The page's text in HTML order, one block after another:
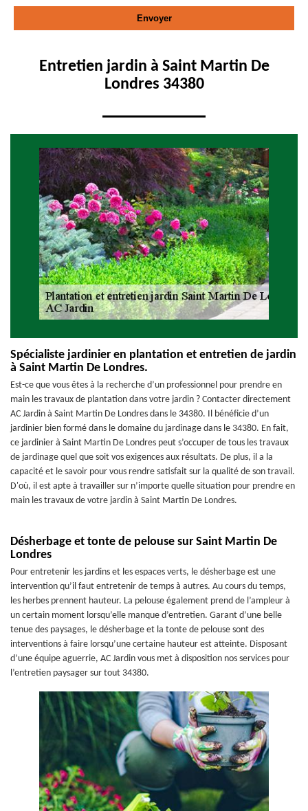
Entretien jardin à Saint Martin De
Londres 34380
Spécialiste jardinier en plantation et entretien de jardin
à Saint Martin De Londres.
Est-ce que vous êtes à la recherche d’un professionnel pour prendre en
main les travaux de plantation dans votre jardin ? Contacter directement
AC Jardin à Saint Martin De Londres dans le 34380. Il bénéficie d’un
jardinier bien formé dans le domaine du jardinage dans le 34380. En fait,
ce jardinier à Saint Martin De Londres peut s’occuper de tous les travaux
de jardinage quel que soit vos exigences aux résultats. De plus, il a la
capacité et le savoir pour vous rendre satisfait sur la qualité de son travail.
D'où, il est apte à travailler sur n’importe quelle situation pour prendre en
main les travaux de votre jardin à Saint Martin De Londres.
Désherbage et tonte de pelouse sur Saint Martin De
Londres
Pour entretenir les jardins et les espaces verts, le désherbage est une
intervention qu’il faut entretenir de temps à autres. Au cours du temps,
les herbes prennent hauteur. La pelouse également prend de l’ampleur à
un certain moment lorsqu’elle manque d’entretien. Garant d’une belle
tenue des paysages, le désherbage et la tonte de pelouse sont des
interventions à faire lorsqu’une certaine hauteur est atteinte. Disposant
d’une équipe aguerrie, AC Jardin vous met à disposition nos services pour
l’entretien paysager sur tout 34380.